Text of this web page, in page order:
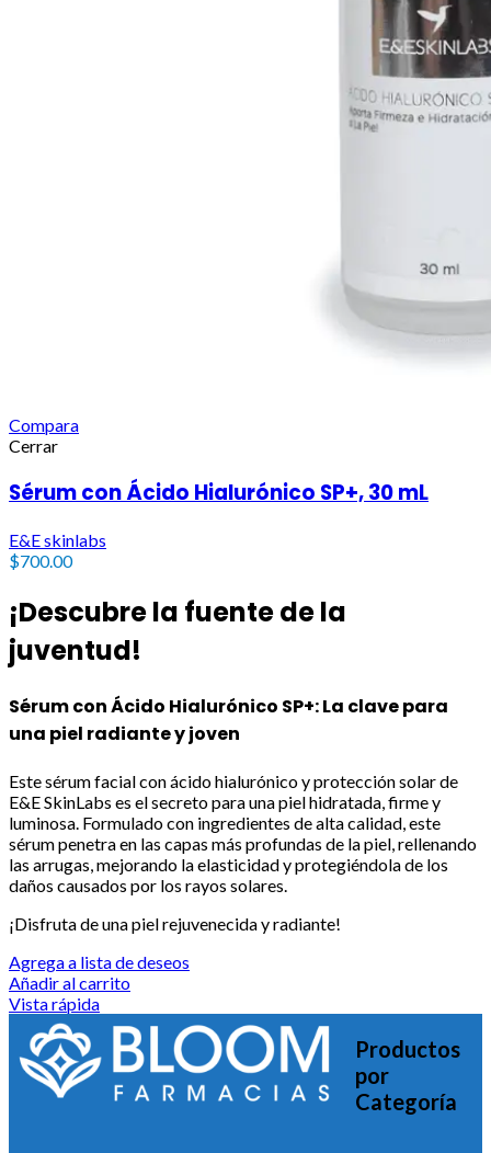
Compara
Cerrar
Sérum con Ácido Hialurónico SP+, 30 mL
E&E skinlabs
$700.00
¡Descubre la fuente de la
juventud!
Sérum con Ácido Hialurónico SP+: La clave para
una piel radiante y joven
Este sérum facial con ácido hialurónico y protección solar de
E&E SkinLabs es el secreto para una piel hidratada, firme y
luminosa. Formulado con ingredientes de alta calidad, este
sérum penetra en las capas más profundas de la piel, rellenando
las arrugas, mejorando la elasticidad y protegiéndola de los
daños causados por los rayos solares.
¡Disfruta de una piel rejuvenecida y radiante!
Agrega a lista de deseos
Añadir al carrito
Vista rápida
Productos
por
Categoría